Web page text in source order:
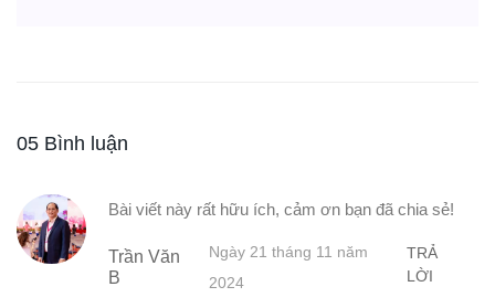
05 Bình luận
Bài viết này rất hữu ích, cảm ơn bạn đã chia sẻ!
Trần Văn
B
Ngày 21 tháng 11 năm
2024
TRẢ
LỜI